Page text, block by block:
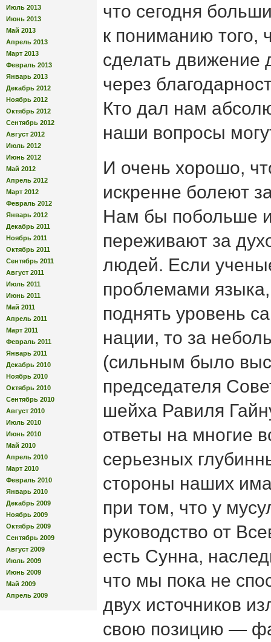
Июль 2013
Июнь 2013
Май 2013
Апрель 2013
Март 2013
Февраль 2013
Январь 2013
Декабрь 2012
Ноябрь 2012
Октябрь 2012
Сентябрь 2012
Август 2012
Июль 2012
Июнь 2012
Май 2012
Апрель 2012
Март 2012
Февраль 2012
Январь 2012
Декабрь 2011
Ноябрь 2011
Октябрь 2011
Сентябрь 2011
Август 2011
Июль 2011
Июнь 2011
Май 2011
Апрель 2011
Март 2011
Февраль 2011
Январь 2011
Декабрь 2010
Ноябрь 2010
Октябрь 2010
Сентябрь 2010
Август 2010
Июль 2010
Июнь 2010
Май 2010
Апрель 2010
Март 2010
Февраль 2010
Январь 2010
Декабрь 2009
Ноябрь 2009
Октябрь 2009
Сентябрь 2009
Август 2009
Июль 2009
Июнь 2009
Май 2009
Апрель 2009
что сегодня
к пониманию того,
сделать движение
через
Кто дал нам
наши вопросы
И очень хорошо,
искренне болеют
Нам бы побольше и
переживают за
людей. Если
проблемами
поднять уровень
нации, то за
(сильным было
председателя
шейха Равиля
ответы на многие
серьезных
стороны наших
при том, что у
руководство от
есть Сунна,
что мы пока не
двух источников
свою позицию —